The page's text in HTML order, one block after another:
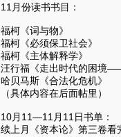
11月份读书书目：
福柯《词与物》
福柯《必须保卫社会》
福柯《主体解释学》
汪行福《走出时代的困境
哈贝马斯《合法化危机》
（具体内容在后面帖里）
10月11—11月11日书单：
续上月《资本论》第三卷看